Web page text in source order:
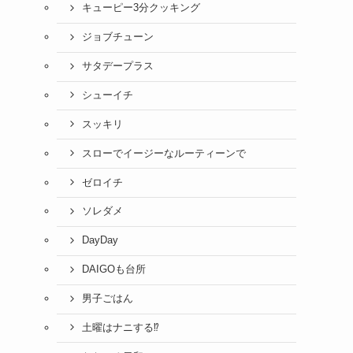
キューピー3分クッキング
ジョブチューン
サタデープラス
シューイチ
スッキリ
スローでイージーなルーティーンで
ゼロイチ
ソレダメ
DayDay
DAIGOも台所
男子ごはん
土曜はナニする⁉